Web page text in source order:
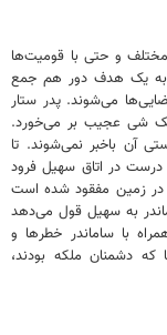
مختلف و حتی با قومیت‌ها
به یک هدف دور هم جمع
می‌شوند. پدر ستار
شی عجیب بر می‌خورد.
آن باخبر نمی‌شوند. تا
در اتاق سهیل فرود
در زمین مفقود شده است
به سهیل قول می‌دهد
با ساماندر خطرها و
دشمنان ملکه بودند،